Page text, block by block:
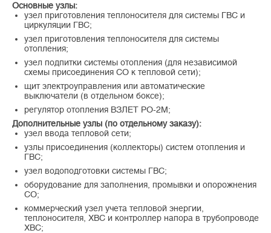
Основные узлы:
узел приготовления теплоносителя для системы ГВС и
циркуляции ГВС;
узел приготовления теплоносителя для системы
отопления;
узел подпитки системы отопления (для независимой
схемы присоединения СО к тепловой сети);
щит электроуправления или автоматические
выключатели (в отдельном боксе);
регулятор отопления ВЗЛЕТ РО-2М;
Дополнительные узлы (по отдельному заказу):
узел ввода тепловой сети;
узлы присоединения (коллекторы) систем отопления и
ГВС;
узел водоподготовки системы ГВС;
оборудование для заполнения, промывки и опорожнения
СО;
коммерческий узел учета тепловой энергии,
теплоносителя, ХВС и контроллер напора в трубопроводе
ХВС;